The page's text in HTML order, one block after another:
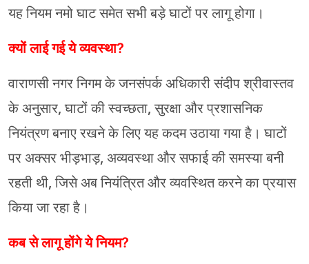
यह नियम नमो घाट समेत सभी बड़े घाटों पर लागू होगा।
क्यों लाई गई ये व्यवस्था?
वाराणसी नगर निगम के जनसंपर्क अधिकारी संदीप श्रीवास्तव
के अनुसार, घाटों की स्वच्छता, सुरक्षा और प्रशासनिक
नियंत्रण बनाए रखने के लिए यह कदम उठाया गया है। घाटों
पर अक्सर भीड़भाड़, अव्यवस्था और सफाई की समस्या बनी
रहती थी, जिसे अब नियंत्रित और व्यवस्थित करने का प्रयास
किया जा रहा है।
कब से लागू होंगे ये नियम?